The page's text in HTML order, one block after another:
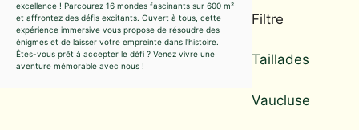
excellence ! Parcourez 16 mondes fascinants sur 600 m²
et affrontez des défis excitants. Ouvert à tous, cette
expérience immersive vous propose de résoudre des
énigmes et de laisser votre empreinte dans l'histoire.
Êtes-vous prêt à accepter le défi ? Venez vivre une
aventure mémorable avec nous !
Filtre
Taillades
Vaucluse